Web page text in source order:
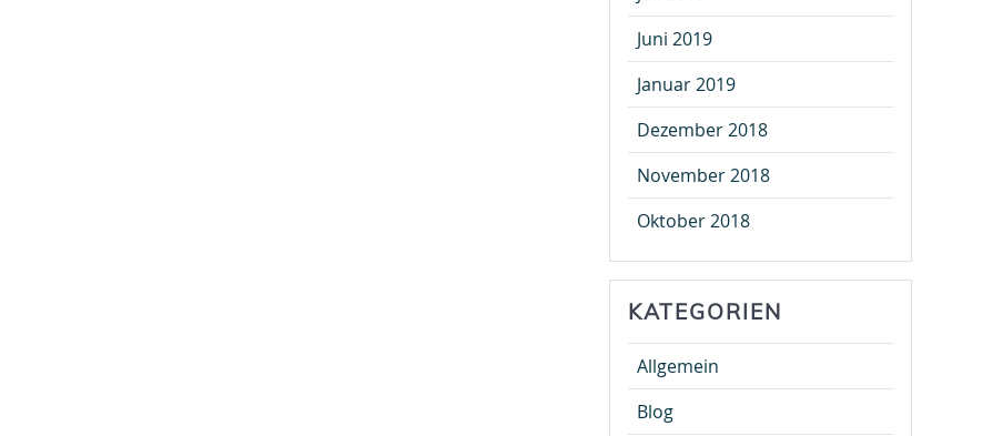
Juni 2019
Januar 2019
Dezember 2018
November 2018
Oktober 2018
KATEGORIEN
Allgemein
Blog